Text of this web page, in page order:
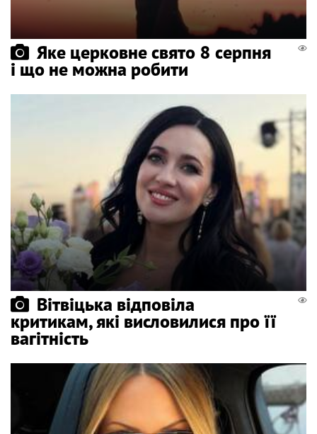
Яке церковне свято 8 серпня
і що не можна робити
Вітвіцька відповіла
критикам, які висловилися про її
вагітність